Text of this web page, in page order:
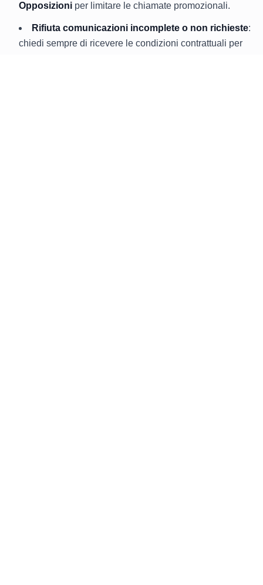
Opposizioni per limitare le chiamate promozionali.
Rifiuta comunicazioni incomplete o non richieste:
chiedi sempre di ricevere le condizioni contrattuali per